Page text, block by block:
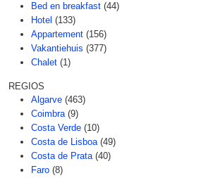
Bed en breakfast (44)
Hotel (133)
Appartement (156)
Vakantiehuis (377)
Chalet (1)
REGIOS
Algarve (463)
Coimbra (9)
Costa Verde (10)
Costa de Lisboa (49)
Costa de Prata (40)
Faro (8)